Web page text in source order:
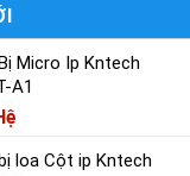
Micro Ip Kntech
A1
loa Cột ip Kntech